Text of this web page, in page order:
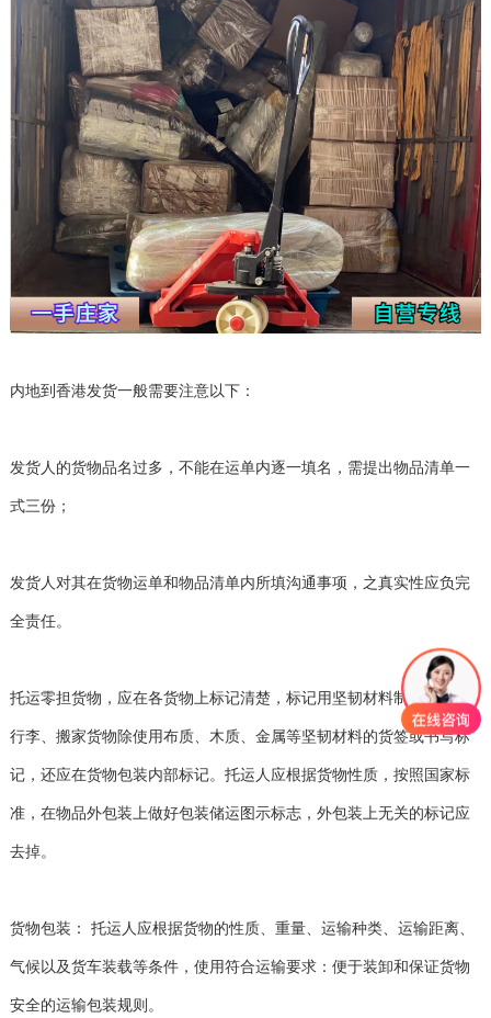
内地到香港发货一般需要注意以下：
发货人的货物品名过多，不能在运单内逐一填名，需提出物品清单一
式三份；
发货人对其在货物运单和物品清单内所填沟通事项，之真实性应负完
全责任。
托运零担货物，应在各货物上标记清楚，标记用坚韧材料制作。托运
行李、搬家货物除使用布质、木质、金属等坚韧材料的货签或书写标
记，还应在货物包装内部标记。托运人应根据货物性质，按照国家标
准，在物品外包装上做好包装储运图示标志，外包装上无关的标记应
去掉。
货物包装： 托运人应根据货物的性质、重量、运输种类、运输距离、
气候以及货车装载等条件，使用符合运输要求：便于装卸和保证货物
安全的运输包装规则。